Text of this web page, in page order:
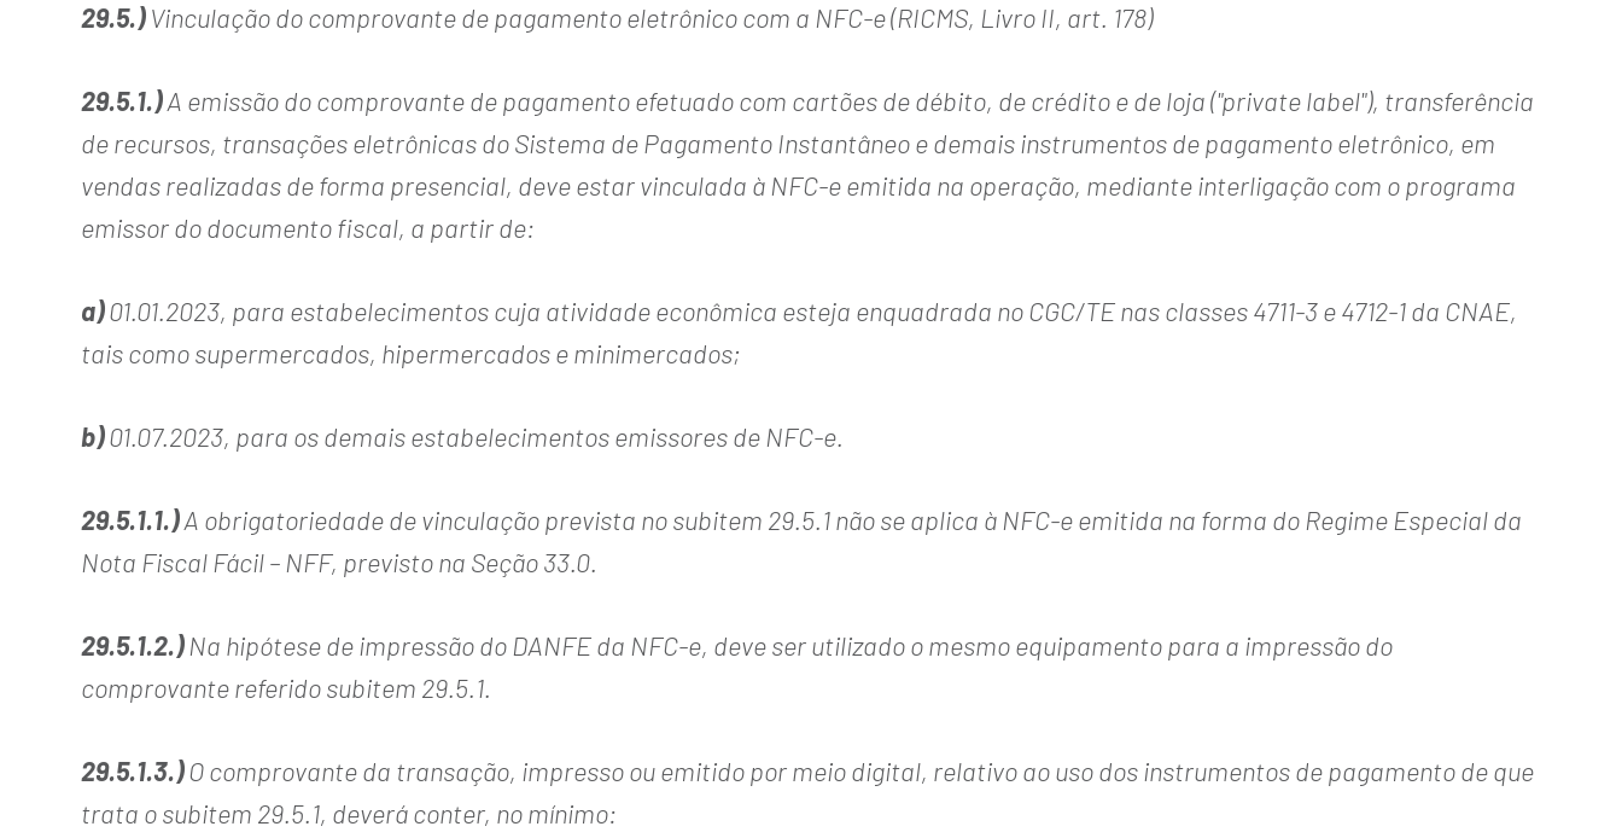
29.5.)Vinculação do comprovante de pagamento eletrônico com a NFC-e (RICMS, Livro II, art. 178)
29.5.1.)A emissão do comprovante de pagamento efetuado com cartões de débito, de crédito e de loja ("private label"), transferência
de recursos, transações eletrônicas do Sistema de Pagamento Instantâneo e demais instrumentos de pagamento eletrônico, em
vendas realizadas de forma presencial, deve estar vinculada à NFC-e emitida na operação, mediante interligação com o programa
emissor do documento fiscal, a partir de:
a)01.01.2023, para estabelecimentos cuja atividade econômica esteja enquadrada no CGC/TE nas classes 4711-3 e 4712-1 da CNAE,
tais como supermercados, hipermercados e minimercados;
b)01.07.2023, para os demais estabelecimentos emissores de NFC-e.
29.5.1.1.)A obrigatoriedade de vinculação prevista no subitem 29.5.1 não se aplica à NFC-e emitida na forma do Regime Especial da
Nota Fiscal Fácil – NFF, previsto na Seção 33.0.
29.5.1.2.)Na hipótese de impressão do DANFE da NFC-e, deve ser utilizado o mesmo equipamento para a impressão do
comprovante referido subitem 29.5.1.
29.5.1.3.)O comprovante da transação, impresso ou emitido por meio digital, relativo ao uso dos instrumentos de pagamento de que
trata o subitem 29.5.1, deverá conter, no mínimo: